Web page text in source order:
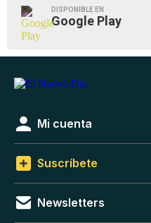
DISPONIBLE EN
Google Play
Mi cuenta
Suscríbete
Newsletters